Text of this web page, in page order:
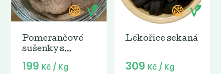
Pomerančové
sušenky s...
199 Kč / Kg
Lékořice sekaná
309 Kč / Kg